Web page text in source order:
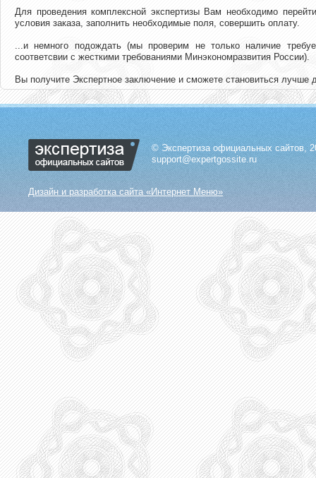
Для проведения комплексной экспертизы Вам необходимо
условия заказа, заполнить необходимые поля, совершить оплату.
...и немного подождать (мы проверим не только наличие
соответсвии с жесткими требованиями Минэкономразвития России).
Вы получите Экспертное заключение и сможете становиться лучше
© Экспертиза официальных сайтов,
support@expertgossite.ru
Дизайн и разработка сайта «Интернет Меню»